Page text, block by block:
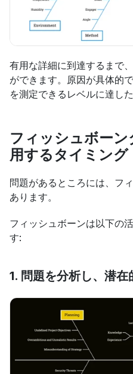
有用な詳細に到達するまで
ができます。原因が具体的
を測定できるレベルに達した
フィッシュボー
用するタイミング
問題があるところには、フ
あります。
フィッシュボーンは以下の
す:
1. 問題を分析し、潜在